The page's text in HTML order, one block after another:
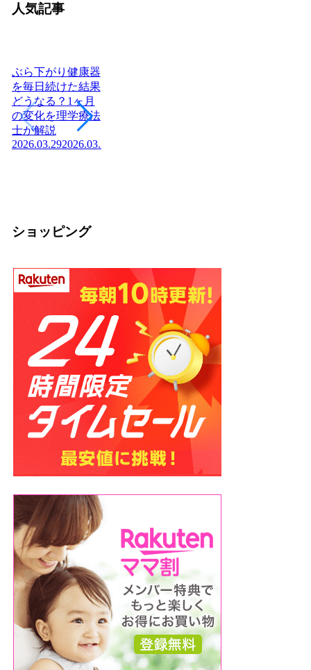
人気記事
ぶら下がり健康器
を毎日続けた結果
どうなる？1ヶ月
の変化を理学療法
士が解説
2026.03.292026.03.29
ショッピング